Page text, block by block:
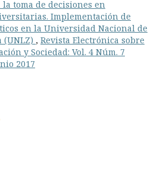
toma de decisiones en
Implementación de
en la Universidad Nacional de
(UNLZ) , Revista Electrónica sobre
y Sociedad: Vol. 4 Núm. 7
2017